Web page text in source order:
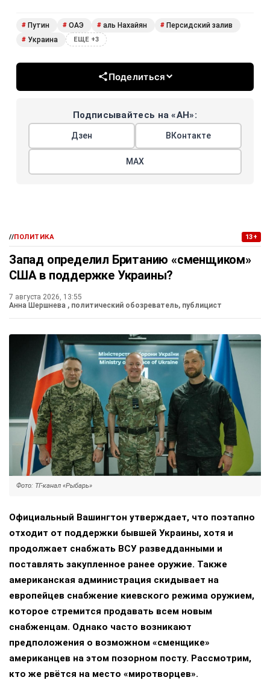
# Путин # ОАЭ # аль Нахайян # Персидский залив
# Украина ЕЩЕ +3
Поделиться
Подписывайтесь на «АН»:
Дзен ВКонтакте
МАХ
//ПОЛИТИКА 13+
Запад определил Британию «сменщиком»
США в поддержке Украины?
7 августа 2026, 13:55
Анна Шершнева , политический обозреватель, публицист
Фото: ТГ-канал «Рыбарь»
Официальный Вашингтон утверждает, что поэтапно
отходит от поддержки бывшей Украины, хотя и
продолжает снабжать ВСУ разведданными и
поставлять закупленное ранее оружие. Также
американская администрация скидывает на
европейцев снабжение киевского режима оружием,
которое стремится продавать всем новым
снабженцам. Однако часто возникают
предположения о возможном «сменщике»
американцев на этом позорном посту. Рассмотрим,
кто же рвётся на место «миротворцев».